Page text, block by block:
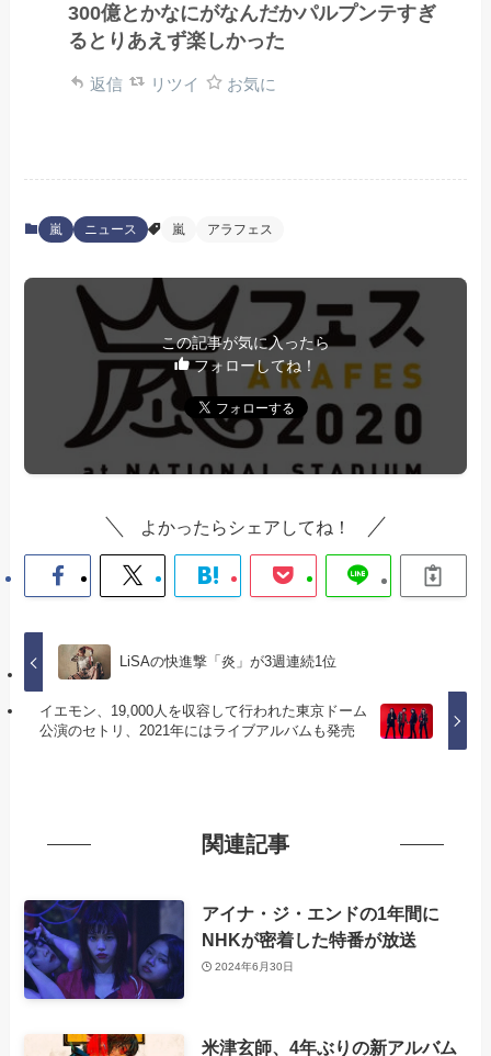
300億とかなにがなんだかパルプンテすぎ
るとりあえず楽しかった
返信 リツイ お気に
嵐 ニュース 嵐 アラフェス
この記事が気に入ったら
フォローしてね！
よかったらシェアしてね！
LiSAの快進撃「炎」が3週連続1位
イエモン、19,000人を収容して行われた東京ドーム
公演のセトリ、2021年にはライブアルバムも発売
関連記事
アイナ・ジ・エンドの1年間に
NHKが密着した特番が放送
2024年6月30日
米津玄師、4年ぶりの新アルバム